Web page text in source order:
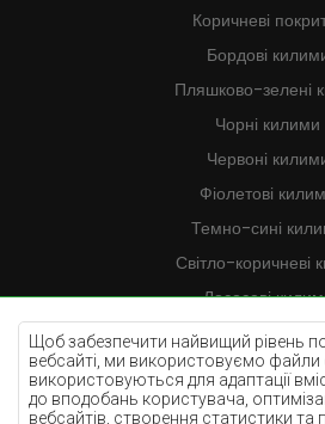
Щоб забезпечити найвищий рівень
вебсайті, ми використовуємо
використовуються для адаптації
до вподобань користувача,
вебсайтів, створення статистики та
Коричневі
Бордові
Пляшково-зелені
Чорні килими
Червоні
Фіолетові
Темно-сині
Світло-коричневі
Лососеві
Кремові килими
Бузкові килими
Жовті килими